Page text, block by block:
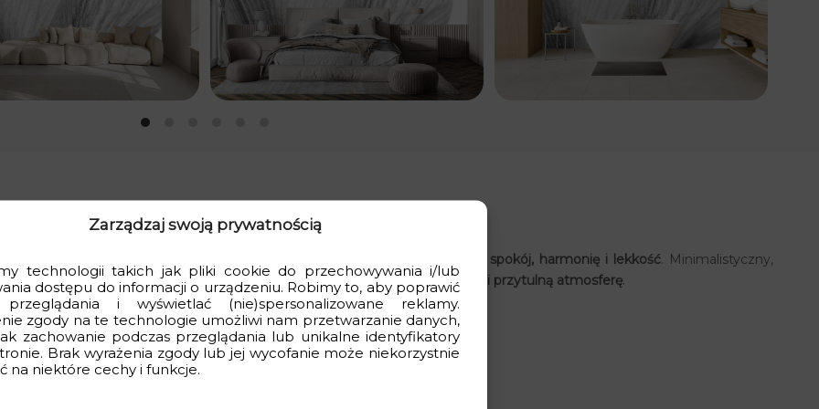
Zarządzaj swoją prywatnością
technologii takich jak pliki cookie do przechowywania i/lub
dostępu do informacji o urządzeniu. Robimy to, aby poprawić
przeglądania i wyświetlać (nie)spersonalizowane reklamy.
zgody na te technologie umożliwi nam przetwarzanie danych,
zachowanie podczas przeglądania lub unikalne identyfikatory
Brak wyrażenia zgody lub jej wycofanie może niekorzystnie
na niektóre cechy i funkcje.
w Twoim wnętrzu
spokój, harmonię i lekkość. Minimalistyczny,
się w salonie, sypialni, gabinecie lub strefie relaksu, tworzącelegancką i przytulną atmosferę.
świeżość.
delikatny, artystyczny akcent.
i minimalistycznych wnętrz.